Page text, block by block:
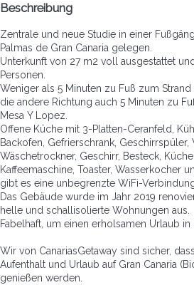
Beschreibung
Zentrale und neue Studie in einer
Palmas de Gran Canaria gelegen.
Unterkunft von 27 m2 voll ausgestattet
Personen.
Weniger als 5 Minuten zu Fuß zum
die andere Richtung auch 5 Minuten zu
Mesa Y Lopez.
Offene Küche mit 3-Platten-Ceranfeld,
Backofen, Gefrierschrank, Geschirrspüler,
Wäschetrockner, Geschirr, Besteck,
Kaffeemaschine, Toaster, Wasserkocher
gibt es eine unbegrenzte WiFi-
Das Gebäude wurde im Jahr 2019
helle und schallisolierte Wohnungen aus.
Fabelhaft, um einen erholsamen Urlaub
Wir von CanariasGetaway sind sicher,
Aufenthalt und Urlaub auf Gran Canaria
genießen werden.